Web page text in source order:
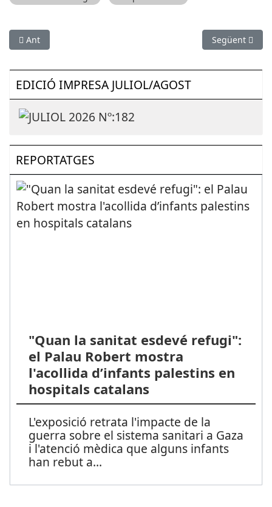
Article anterior: El nou jovent cristià: adaptant la fe a
Ant Article
Següent
EDICIÓ IMPRESA JULIOL/AGOST
REPORTATGES
"Quan la sanitat esdevé refugi":
el Palau Robert mostra
l'acollida d’infants palestins en
hospitals catalans
L'exposició retrata l'impacte de la
guerra sobre el sistema sanitari a Gaza
i l'atenció mèdica que alguns infants
han rebut a...